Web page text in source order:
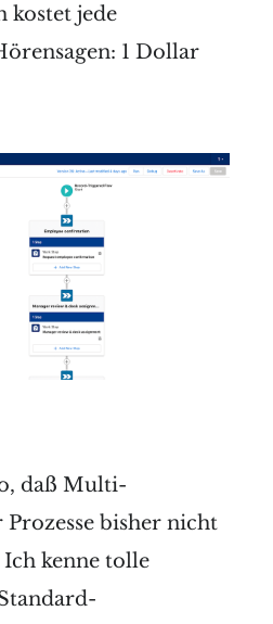
kostet jede
1 Dollar
daß Multi-
bisher nicht
kenne tolle